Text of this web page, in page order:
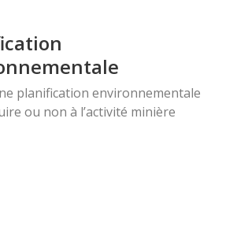
planification environnementale
ou non à l’activité minière